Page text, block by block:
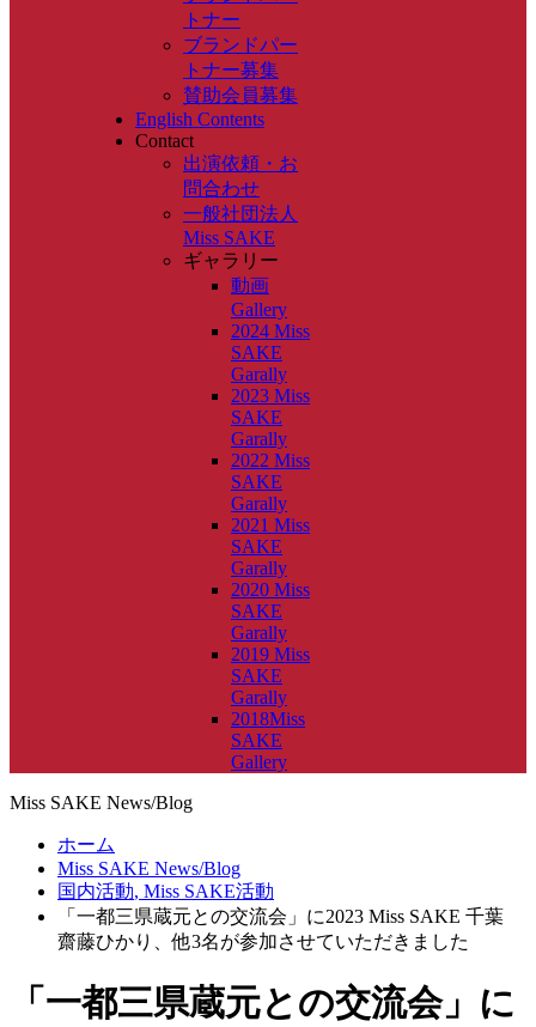
トナー
ブランドパー
トナー募集
賛助会員募集
English Contents
Contact
出演依頼・お
問合わせ
一般社団法人
Miss SAKE
ギャラリー
動画
Gallery
2024 Miss
SAKE
Garally
2023 Miss
SAKE
Garally
2022 Miss
SAKE
Garally
2021 Miss
SAKE
Garally
2020 Miss
SAKE
Garally
2019 Miss
SAKE
Garally
2018Miss
SAKE
Gallery
Miss SAKE News/Blog
ホーム
Miss SAKE News/Blog
国内活動, Miss SAKE活動
「一都三県蔵元との交流会」に2023 Miss SAKE 千葉
齋藤ひかり、他3名が参加させていただきました
「一都三県蔵元との交流会」に